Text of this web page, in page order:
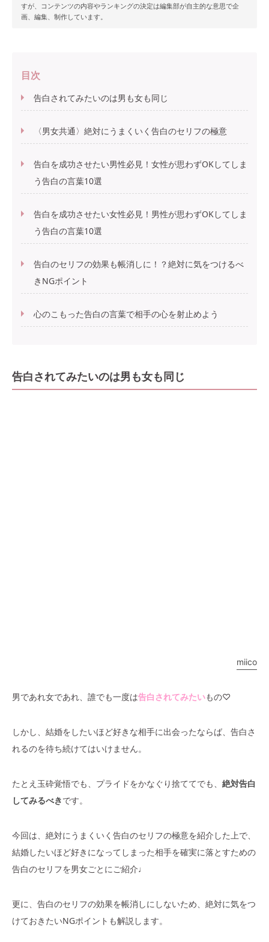
すが、コンテンツの内容やランキングの決定は編集部が自主的な意思で企
画、編集、制作しています。
目次
告白されてみたいのは男も女も同じ
〈男女共通〉絶対にうまくいく告白のセリフの極意
告白を成功させたい男性必見！女性が思わずOKしてしま
う告白の言葉10選
告白を成功させたい女性必見！男性が思わずOKしてしま
う告白の言葉10選
告白のセリフの効果も帳消しに！？絶対に気をつけるべ
きNGポイント
心のこもった告白の言葉で相手の心を射止めよう
告白されてみたいのは男も女も同じ
miico
男であれ女であれ、誰でも一度は告白されてみたいもの♡
しかし、結婚をしたいほど好きな相手に出会ったならば、告白さ
れるのを待ち続けてはいけません。
たとえ玉砕覚悟でも、プライドをかなぐり捨ててでも、 絶対告白
してみるべきです。
今回は、絶対にうまくいく告白のセリフの極意を紹介した上で、
結婚したいほど好きになってしまった相手を確実に落とすための
告白のセリフを男女ごとにご紹介♩
更に、告白のセリフの効果を帳消しにしないため、絶対に気をつ
けておきたいNGポイントも解説します。